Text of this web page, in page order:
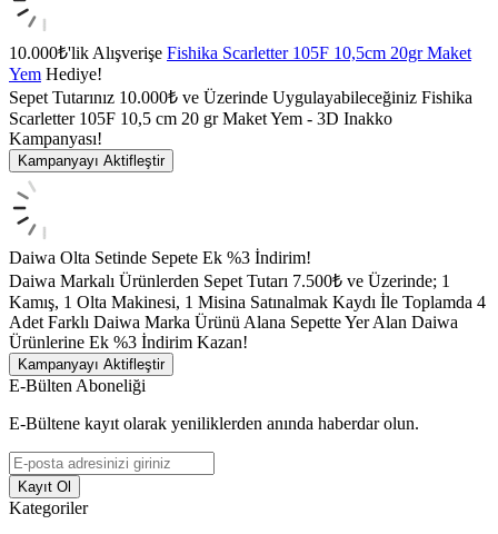
10.000₺'lik Alışverişe Fishika Scarletter 105F 10,5cm 20gr Maket
Yem Hediye!
Sepet Tutarınız 10.000₺ ve Üzerinde Uygulayabileceğiniz Fishika
Scarletter 105F 10,5 cm 20 gr Maket Yem - 3D Inakko
Kampanyası!
Kampanyayı Aktifleştir
Daiwa Olta Setinde Sepete Ek %3 İndirim!
Daiwa Markalı Ürünlerden Sepet Tutarı 7.500₺ ve Üzerinde; 1
Kamış, 1 Olta Makinesi, 1 Misina Satınalmak Kaydı İle Toplamda 4
Adet Farklı Daiwa Marka Ürünü Alana Sepette Yer Alan Daiwa
Ürünlerine Ek %3 İndirim Kazan!
Kampanyayı Aktifleştir
E-Bülten Aboneliği
E-Bültene kayıt olarak yeniliklerden anında haberdar olun.
Kayıt Ol
Kategoriler